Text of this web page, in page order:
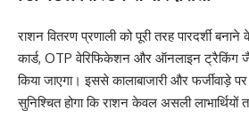
राशन वितरण प्रणाली को पूरी तरह पारदर्शी
कार्ड, OTP वेरिफिकेशन और ऑनलाइन ट्रैकिंग
किया जाएगा। इससे कालाबाजारी और फर्जीवाड़े
सुनिश्चित होगा कि राशन केवल असली लाभार्थियों